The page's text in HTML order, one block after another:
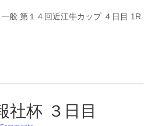
般 第１４回近江牛カップ ４日目 1R
社杯 ３日目